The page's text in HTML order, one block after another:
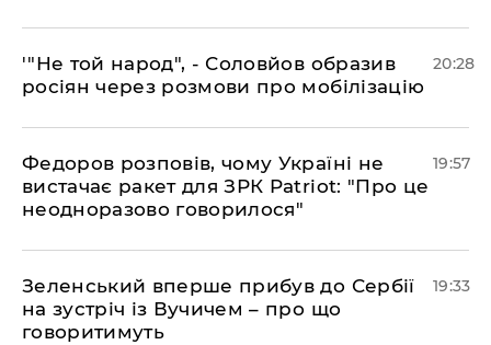
​'"Не той народ", - Соловйов образив
росіян через розмови про мобілізацію
20:28
​Федоров розповів, чому Україні не
вистачає ракет для ЗРК Patriot: "Про це
неодноразово говорилося"
19:57
​Зеленський вперше прибув до Сербії
на зустріч із Вучичем – про що
говоритимуть
19:33